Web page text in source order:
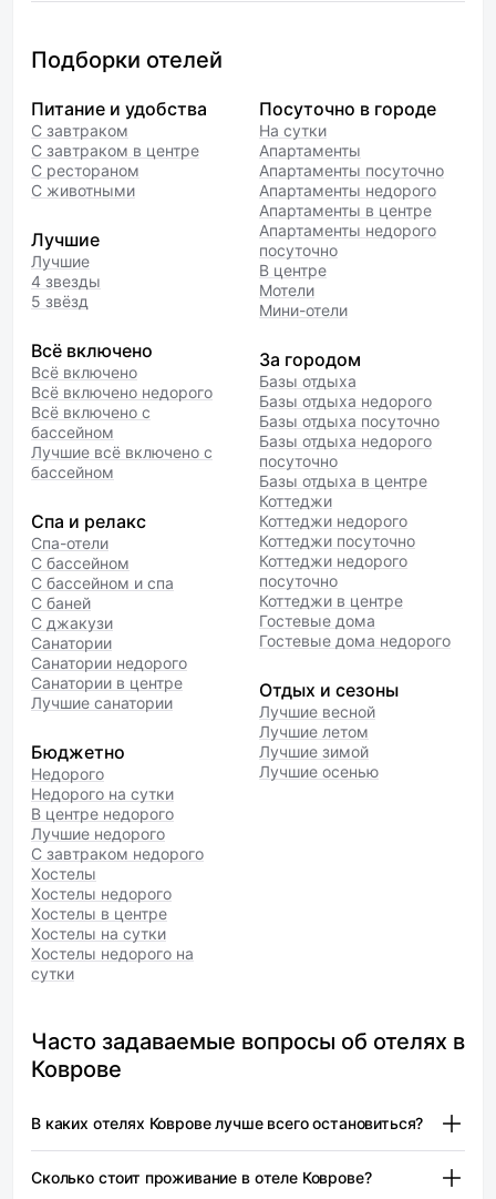
Подборки отелей
Питание и удобства
С завтраком
С завтраком в центре
С рестораном
С животными
Лучшие
Лучшие
4 звезды
5 звёзд
Всё включено
Всё включено
Всё включено недорого
Всё включено с
бассейном
Лучшие всё включено с
бассейном
Спа и релакс
Спа-отели
С бассейном
С бассейном и спа
С баней
С джакузи
Санатории
Санатории недорого
Санатории в центре
Лучшие санатории
Бюджетно
Недорого
Недорого на сутки
В центре недорого
Лучшие недорого
С завтраком недорого
Хостелы
Хостелы недорого
Хостелы в центре
Хостелы на сутки
Хостелы недорого на
сутки
Посуточно в городе
На сутки
Апартаменты
Апартаменты посуточно
Апартаменты недорого
Апартаменты в центре
Апартаменты недорого
посуточно
В центре
Мотели
Мини-отели
За городом
Базы отдыха
Базы отдыха недорого
Базы отдыха посуточно
Базы отдыха недорого
посуточно
Базы отдыха в центре
Коттеджи
Коттеджи недорого
Коттеджи посуточно
Коттеджи недорого
посуточно
Коттеджи в центре
Гостевые дома
Гостевые дома недорого
Отдых и сезоны
Лучшие весной
Лучшие летом
Лучшие зимой
Лучшие осенью
Часто задаваемые вопросы об отелях в
Коврове
В каких отелях Коврове лучше всего остановиться?
Vladresort: Smart Life DeLuxe (Владресорт Смарт Лайф
Сколько стоит проживание в отеле Коврове?